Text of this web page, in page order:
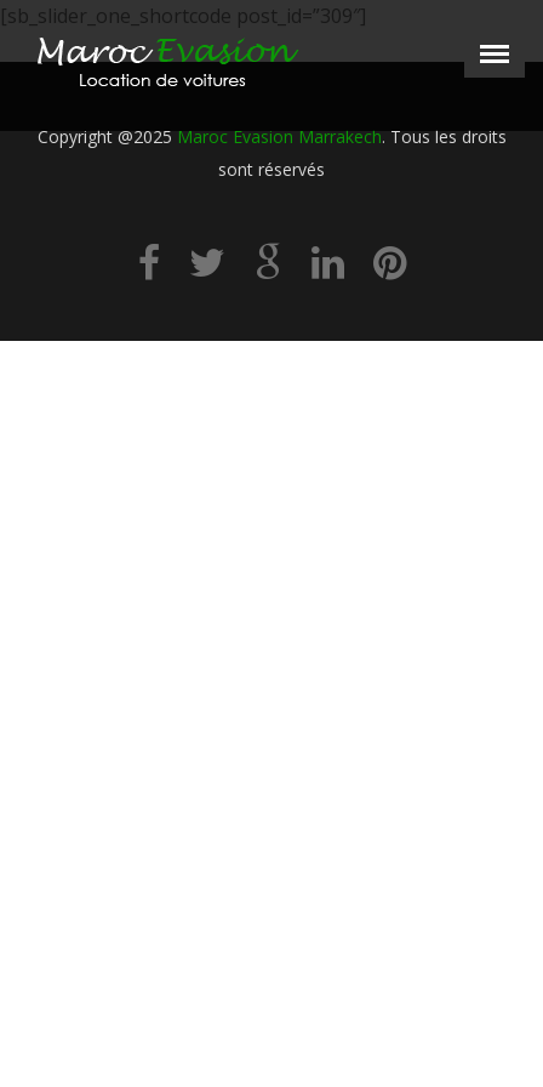
Menu ×
Home
Our Vehicules
Agencies
[sb_slider_one_shortcode post_id=”309″]
Copyright @2025 Maroc Evasion Marrakech. Tous les droits
sont réservés